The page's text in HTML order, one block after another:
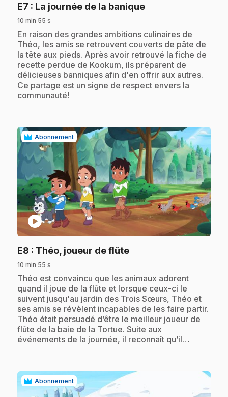
E7 : La journée de la banique.
10 min 55 s
.En raison des grandes ambitions culinaires de
Théo, les amis se retrouvent couverts de pâte de
la tête aux pieds. Après avoir retrouvé la fiche de
recette perdue de Kookum, ils préparent de
délicieuses banniques afin d'en offrir aux autres.
Ce partage est un signe de respect envers la
communauté!
Abonnement
play_circle
E8 : Théo, joueur de flûte.
10 min 55 s
.Théo est convaincu que les animaux adorent
quand il joue de la flûte et lorsque ceux-ci le
suivent jusqu'au jardin des Trois Sœurs, Théo et
ses amis se révèlent incapables de les faire partir.
Théo était persuadé d’être le meilleur joueur de
flûte de la baie de la Tortue. Suite aux
événements de la journée, il reconnaît qu’il…
Abonnement